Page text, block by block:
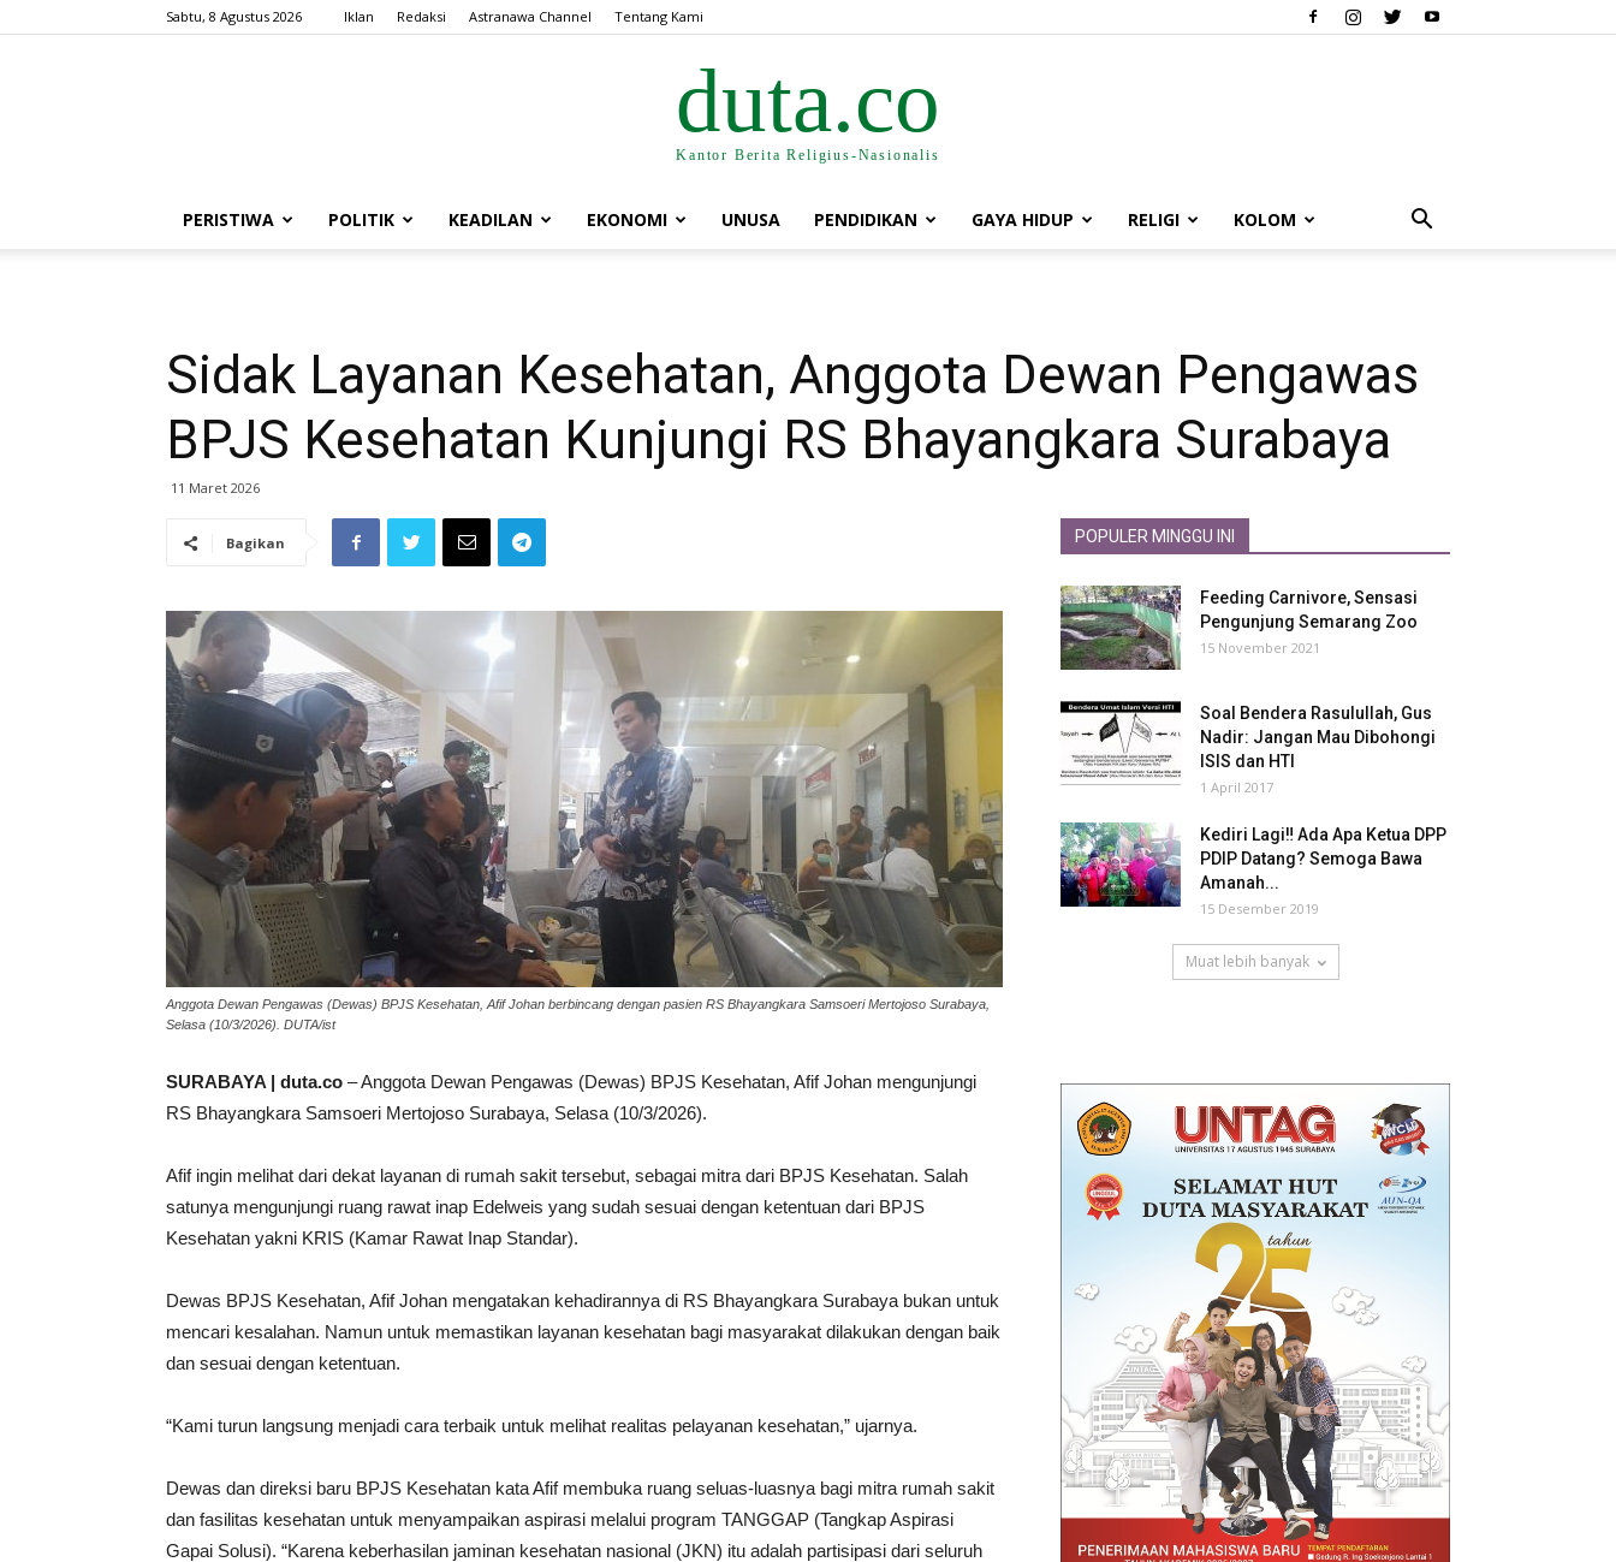
Sabtu, 8 Agustus 2026 Iklan Redaksi Astranawa Channel Tentang Kami
duta.co
Kantor Berita Religius-Nasionalis
PERISTIWA POLITIK KEADILAN EKONOMI UNUSA PENDIDIKAN GAYA HIDUP RELIGI KOLOM
Sidak Layanan Kesehatan, Anggota Dewan Pengawas
BPJS Kesehatan Kunjungi RS Bhayangkara Surabaya
11 Maret 2026
Bagikan
Anggota Dewan Pengawas (Dewas) BPJS Kesehatan, Afif Johan berbincang dengan pasien RS Bhayangkara Samsoeri Mertojoso Surabaya,
Selasa (10/3/2026). DUTA/ist
SURABAYA | duta.co – Anggota Dewan Pengawas (Dewas) BPJS Kesehatan, Afif Johan mengunjungi
RS Bhayangkara Samsoeri Mertojoso Surabaya, Selasa (10/3/2026).
Afif ingin melihat dari dekat layanan di rumah sakit tersebut, sebagai mitra dari BPJS Kesehatan. Salah
satunya mengunjungi ruang rawat inap Edelweis yang sudah sesuai dengan ketentuan dari BPJS
Kesehatan yakni KRIS (Kamar Rawat Inap Standar).
Dewas BPJS Kesehatan, Afif Johan mengatakan kehadirannya di RS Bhayangkara Surabaya bukan untuk
mencari kesalahan. Namun untuk memastikan layanan kesehatan bagi masyarakat dilakukan dengan baik
dan sesuai dengan ketentuan.
“Kami turun langsung menjadi cara terbaik untuk melihat realitas pelayanan kesehatan,” ujarnya.
Dewas dan direksi baru BPJS Kesehatan kata Afif membuka ruang seluas-luasnya bagi mitra rumah sakit
dan fasilitas kesehatan untuk menyampaikan aspirasi melalui program TANGGAP (Tangkap Aspirasi
Gapai Solusi). “Karena keberhasilan jaminan kesehatan nasional (JKN) itu adalah partisipasi dari seluruh
POPULER MINGGU INI
Feeding Carnivore, Sensasi
Pengunjung Semarang Zoo
15 November 2021
Soal Bendera Rasulullah, Gus
Nadir: Jangan Mau Dibohongi
ISIS dan HTI
1 April 2017
Kediri Lagi‼ Ada Apa Ketua DPP
PDIP Datang? Semoga Bawa
Amanah...
15 Desember 2019
Muat lebih banyak